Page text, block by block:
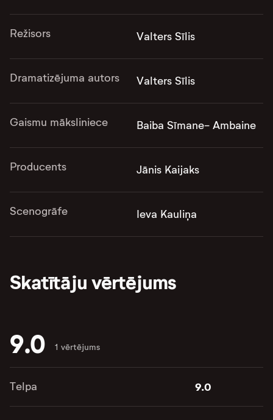
Režisors Valters Sīlis
Dramatizējuma autors Valters Sīlis
Gaismu māksliniece Baiba Sīmane- Ambaine
Producents Jānis Kaijaks
Scenogrāfe Ieva Kauliņa
Skatītāju vērtējums
9.0 1 vērtējums
Telpa 9.0